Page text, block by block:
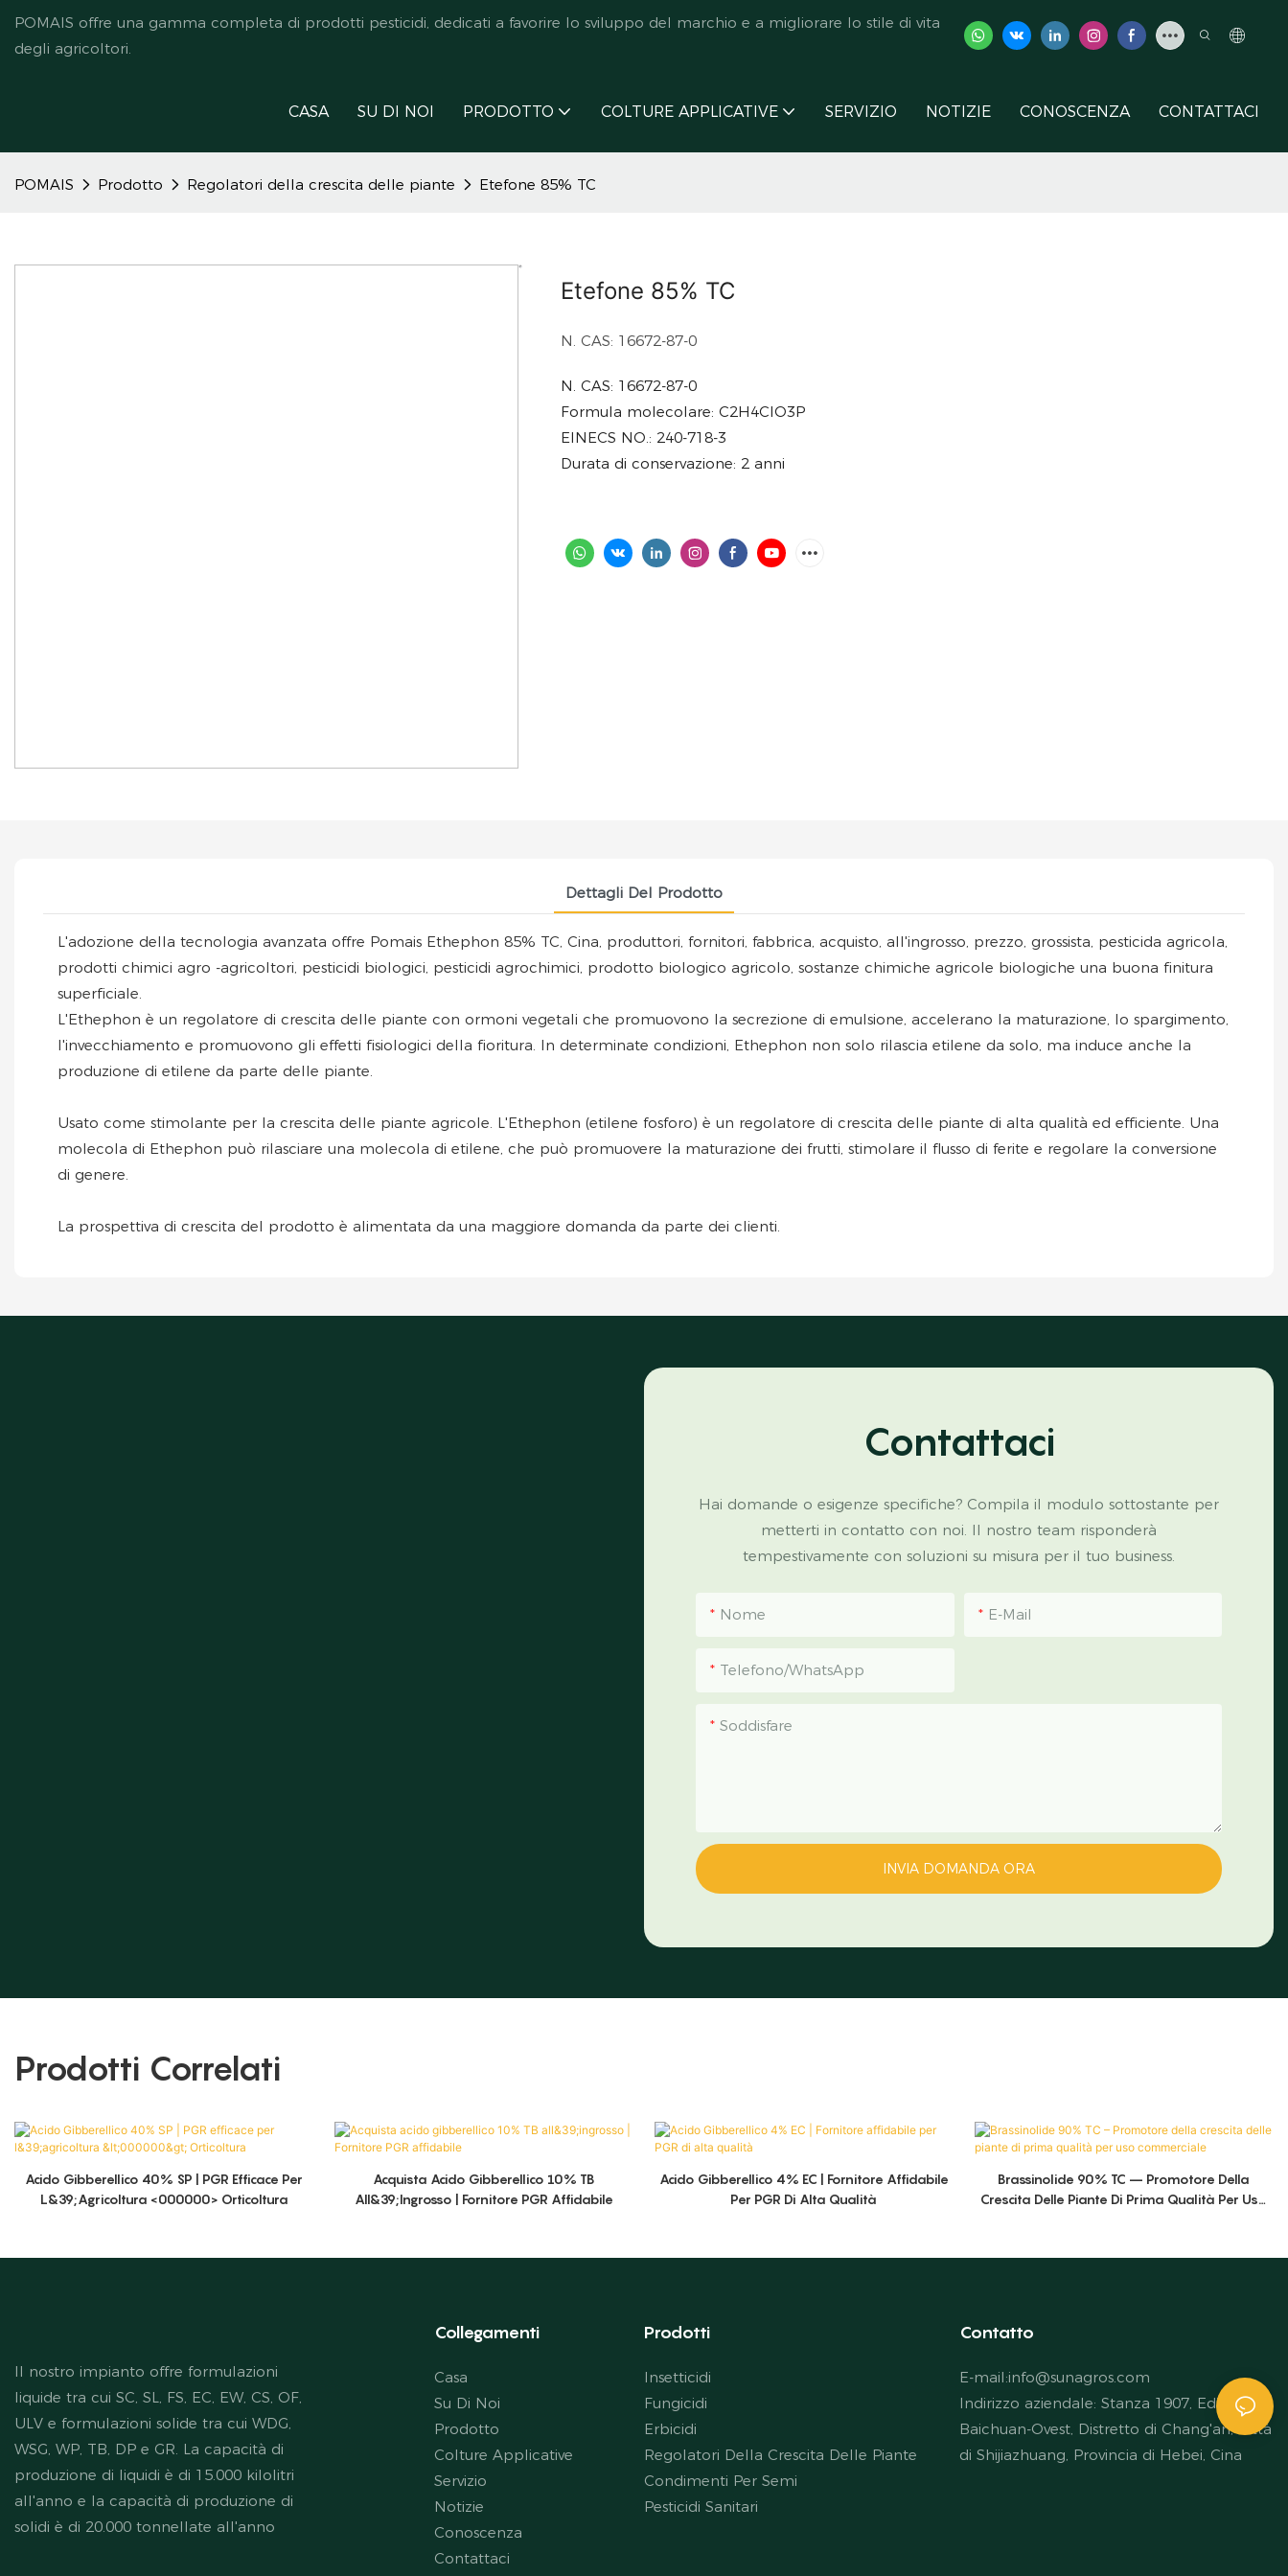
POMAIS offre una gamma completa di prodotti pesticidi, dedicati a favorire lo sviluppo del marchio e a migliorare lo stile di vita
degli agricoltori.
CASA SU DI NOI PRODOTTO COLTURE APPLICATIVE SERVIZIO NOTIZIE CONOSCENZA CONTATTACI
POMAIS Prodotto Regolatori della crescita delle piante Etefone 85% TC
Etefone 85% TC
N. CAS: 16672-87-0
N. CAS: 16672-87-0
Formula molecolare: C2H4ClO3P
EINECS NO.: 240-718-3
Durata di conservazione: 2 anni
Dettagli Del Prodotto
L'adozione della tecnologia avanzata offre Pomais Ethephon 85% TC, Cina, produttori, fornitori, fabbrica, acquisto, all'ingrosso, prezzo, grossista, pesticida agricola,
prodotti chimici agro -agricoltori, pesticidi biologici, pesticidi agrochimici, prodotto biologico agricolo, sostanze chimiche agricole biologiche una buona finitura
superficiale.
L'Ethephon è un regolatore di crescita delle piante con ormoni vegetali che promuovono la secrezione di emulsione, accelerano la maturazione, lo spargimento,
l'invecchiamento e promuovono gli effetti fisiologici della fioritura. In determinate condizioni, Ethephon non solo rilascia etilene da solo, ma induce anche la
produzione di etilene da parte delle piante.
Usato come stimolante per la crescita delle piante agricole. L'Ethephon (etilene fosforo) è un regolatore di crescita delle piante di alta qualità ed efficiente. Una
molecola di Ethephon può rilasciare una molecola di etilene, che può promuovere la maturazione dei frutti, stimolare il flusso di ferite e regolare la conversione
di genere.
La prospettiva di crescita del prodotto è alimentata da una maggiore domanda da parte dei clienti.
Contattaci
Hai domande o esigenze specifiche? Compila il modulo sottostante per
metterti in contatto con noi. Il nostro team risponderà
tempestivamente con soluzioni su misura per il tuo business.
Nome E-Mail
Telefono/WhatsApp
Soddisfare
INVIA DOMANDA ORA
Prodotti Correlati
Acido Gibberellico 40% SP | PGR Efficace Per
L&39;agricoltura <000000> Orticoltura
Acquista Acido Gibberellico 10% TB
All&39;ingrosso | Fornitore PGR Affidabile
Acido Gibberellico 4% EC | Fornitore Affidabile
Per PGR Di Alta Qualità
Brassinolide 90% TC – Promotore Della
Crescita Delle Piante Di Prima Qualità Per Uso
Il nostro impianto offre formulazioni
liquide tra cui SC, SL, FS, EC, EW, CS, OF,
ULV e formulazioni solide tra cui WDG,
WSG, WP, TB, DP e GR. La capacità di
produzione di liquidi è di 15.000 kilolitri
all'anno e la capacità di produzione di
solidi è di 20.000 tonnellate all'anno
Collegamenti
Casa
Su Di Noi
Prodotto
Colture Applicative
Servizio
Notizie
Conoscenza
Contattaci
Prodotti
Insetticidi
Fungicidi
Erbicidi
Regolatori Della Crescita Delle Piante
Condimenti Per Semi
Pesticidi Sanitari
Contatto
E-mail:info@sunagros.com
Indirizzo aziendale: Stanza 1907, Edificio
Baichuan-Ovest, Distretto di Chang'an, Città
di Shijiazhuang, Provincia di Hebei, Cina